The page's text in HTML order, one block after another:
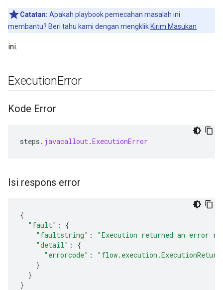
Catatan: Apakah playbook pemecahan masalah ini
membantu? Beri tahu kami dengan mengklik Kirim Masukan
ini.
ExecutionError
Kode Error
steps . javacallout.ExecutionError
Isi respons error
{
"fault" :
{
"faultstring" :
"Execution returned an error
"detail" :
{
"errorcode" :
}
}
}